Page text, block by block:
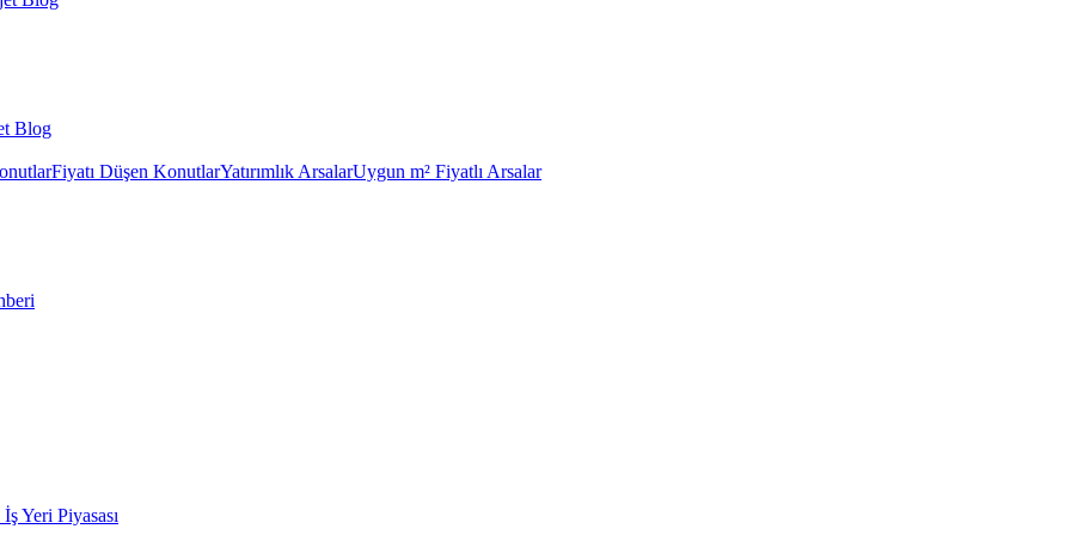
Blog
Fiyatı Düşen KonutlarYatırımlık ArsalarUygun m² Fiyatlı Arsalar
İş Yeri Piyasası